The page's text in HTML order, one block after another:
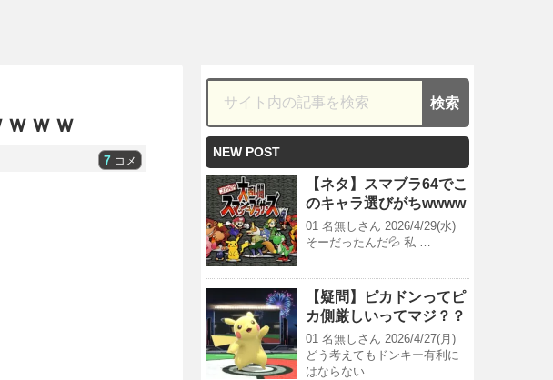
ｗｗ
7 コメ
NEW POST
【ネタ】スマブラ64でこ
のキャラ選びがちwwww
01 名無しさん 2026/4/29(水)
そーだったんだ💦 私 …
【疑問】ピカドンってピ
カ側厳しいってマジ？？
01 名無しさん 2026/4/27(月)
どう考えてもドンキー有利に
はならない …